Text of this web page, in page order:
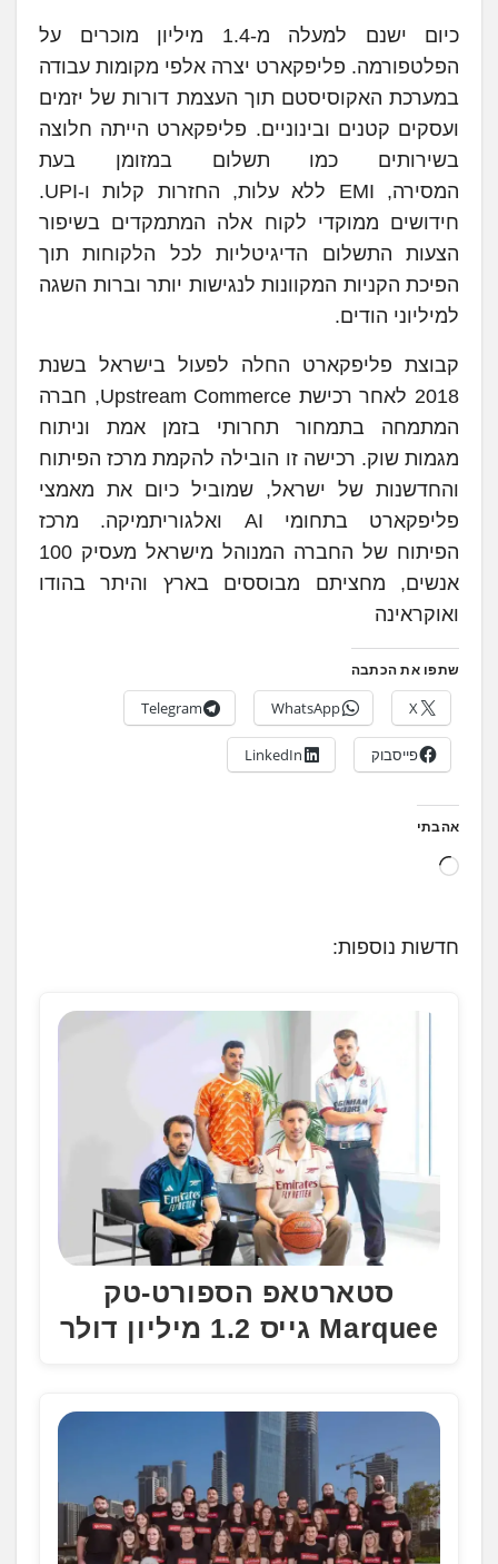
כיום ישנם למעלה מ-1.4 מיליון מוכרים על
הפלטפורמה. פליפקארט יצרה אלפי מקומות עבודה
במערכת האקוסיסטם תוך העצמת דורות של יזמים
ועסקים קטנים ובינוניים. פליפקארט הייתה חלוצה
בשירותים כמו תשלום במזומן בעת
המסירה, EMI ללא עלות, החזרות קלות ו-UPI.
חידושים ממוקדי לקוח אלה המתמקדים בשיפור
הצעות התשלום הדיגיטליות לכל הלקוחות תוך
הפיכת הקניות המקוונות לנגישות יותר וברות השגה
למיליוני הודים.
קבוצת פליפקארט החלה לפעול בישראל בשנת
2018 לאחר רכישת Upstream Commerce, חברה
המתמחה בתמחור תחרותי בזמן אמת וניתוח
מגמות שוק. רכישה זו הובילה להקמת מרכז הפיתוח
והחדשנות של ישראל, שמוביל כיום את מאמצי
פליפקארט בתחומי AI ואלגוריתמיקה. מרכז
הפיתוח של החברה המנוהל מישראל מעסיק 100
אנשים, מחציתם מבוססים בארץ והיתר בהודו
ואוקראינה
שתפו את הכתבה
X
WhatsApp
Telegram
פייסבוק LinkedIn
אהבתי
ט
חדשות נוספות:
סטארטאפ הספורט-טק
Marquee גייס 1.2 מיליון דולר